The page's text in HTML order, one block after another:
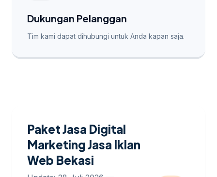
Dukungan Pelanggan
Tim kami dapat dihubungi untuk Anda kapan saja.
Paket Jasa Digital
Marketing Jasa Iklan
Web Bekasi